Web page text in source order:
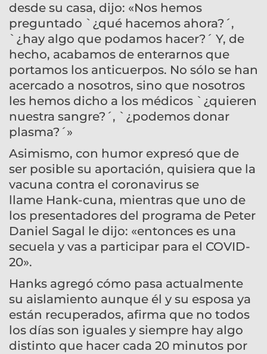
desde su casa, dijo: «Nos hemos
preguntado `¿qué hacemos ahora?´,
`¿hay algo que podamos hacer?´ Y, de
hecho, acabamos de enterarnos que
portamos los anticuerpos. No sólo se han
acercado a nosotros, sino que nosotros
les hemos dicho a los médicos `¿quieren
nuestra sangre?´, `¿podemos donar
plasma?´»
Asimismo, con humor expresó que de
ser posible su aportación, quisiera que la
vacuna contra el coronavirus se
llame Hank-cuna, mientras que uno de
los presentadores del programa de Peter
Daniel Sagal le dijo: «entonces es una
secuela y vas a participar para el COVID-
20».
Hanks agregó cómo pasa actualmente
su aislamiento aunque él y su esposa ya
están recuperados, afirma que no todos
los días son iguales y siempre hay algo
distinto que hacer cada 20 minutos por